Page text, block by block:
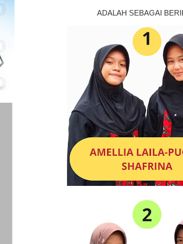
ADALAH SEBAGAI